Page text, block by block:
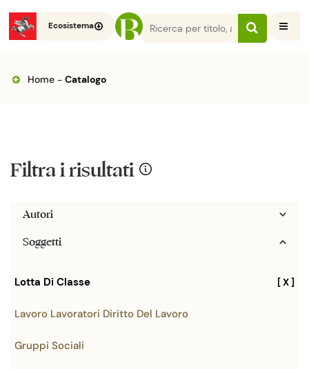
Ecosistema
Home- Catalogo
Filtra i risultati
Autori
Soggetti
Lotta Di Classe [ X ]
Lavoro Lavoratori Diritto Del Lavoro
Gruppi Sociali